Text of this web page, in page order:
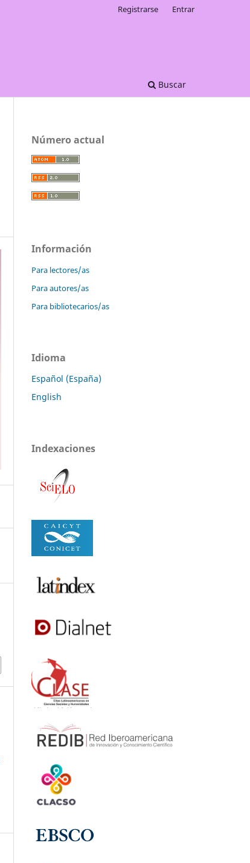
Buscar
Registrarse Entrar
Número actual
Información
Para lectores/as
Para autores/as
Para bibliotecarios/as
Idioma
Español (España)
English
Indexaciones